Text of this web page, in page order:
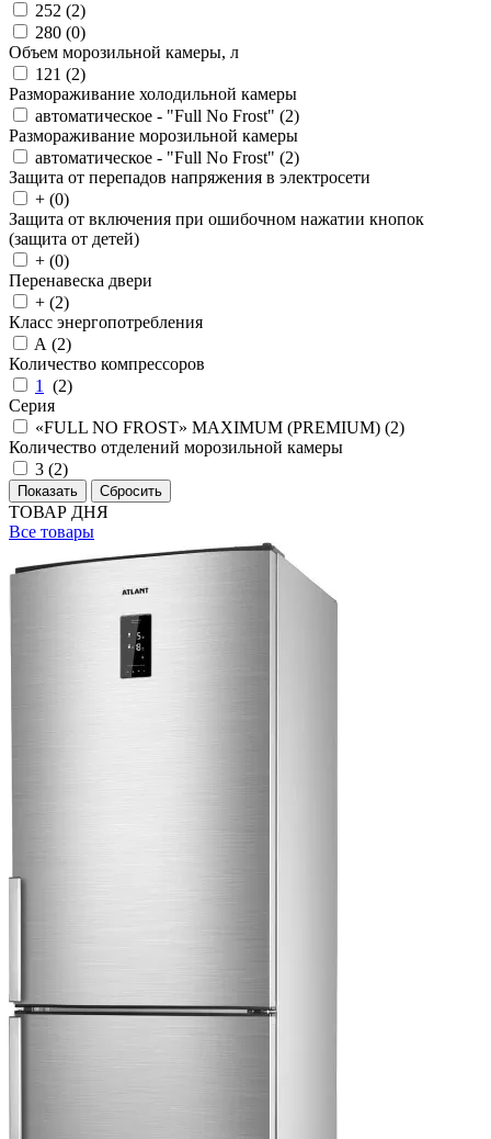
252 (2)
280 (0)
Объем морозильной камеры, л
121 (2)
Размораживание холодильной камеры
автоматическое - "Full No Frost" (2)
Размораживание морозильной камеры
автоматическое - "Full No Frost" (2)
Защита от перепадов напряжения в электросети
+ (0)
Защита от включения при ошибочном нажатии кнопок
(защита от детей)
+ (0)
Перенавеска двери
+ (2)
Класс энергопотребления
A (2)
Количество компрессоров
1
(2)
Серия
«FULL NO FROST» MAXIMUM (PREMIUM) (2)
Количество отделений морозильной камеры
3 (2)
ТОВАР ДНЯ
Все товары